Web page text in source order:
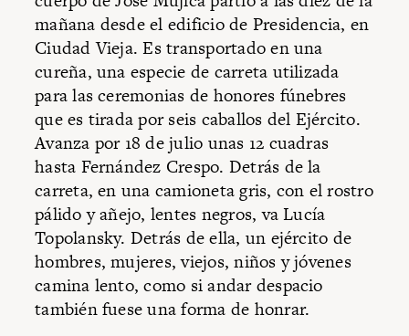
mañana desde el edificio de Presidencia, en
Ciudad Vieja. Es transportado en una
cureña, una especie de carreta utilizada
para las ceremonias de honores fúnebres
que es tirada por seis caballos del Ejército.
Avanza por 18 de julio unas 12 cuadras
hasta Fernández Crespo. Detrás de la
carreta, en una camioneta gris, con el rostro
pálido y añejo, lentes negros, va Lucía
Topolansky. Detrás de ella, un ejército de
hombres, mujeres, viejos, niños y jóvenes
camina lento, como si andar despacio
también fuese una forma de honrar.